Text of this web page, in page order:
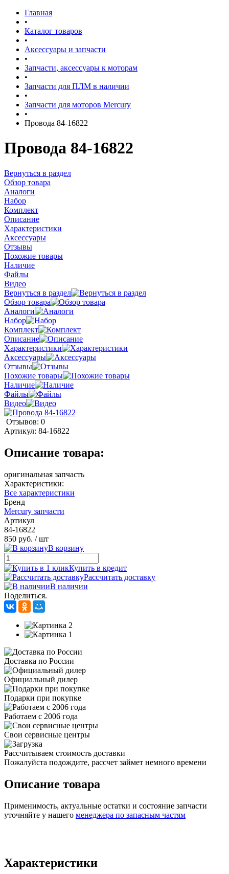
Главная
•
Каталог товаров
•
Аксессуары и запчасти
•
Запчасти, аксессуары к моторам
•
Запчасти для ПЛМ в наличии
•
Запчасти для моторов Mercury
•
Провода 84-16822
Провода 84-16822
Вернуться в раздел
Обзор товара
Аналоги
Набор
Комплект
Описание
Характеристики
Аксессуары
Отзывы
Похожие товары
Наличие
Файлы
Видео
Вернуться в раздел
Обзор товара
Аналоги
Набор
Комплект
Описание
Характеристики
Аксессуары
Отзывы
Похожие товары
Наличие
Файлы
Видео
Отзывов: 0
Артикул: 84-16822
Описание товара:
оригинальная запчасть
Характеристики:
Все характеристики
Бренд
Mercury запчасти
Артикул
84-16822
850 руб. / шт
В корзину
Купить в кредит
Рассчитать доставку
В наличии
Поделиться.
Доставка по России
Официальный дилер
Подарки при покупке
Работаем с 2006 года
Свои сервисные центры
Рассчитываем стоимость доставки
Пожалуйста подождите, рассчет займет немного времени
Описание товара
Применимость, актуальные остатки и состояние запчасти
уточняйте у нашего менеджера по запасным частям
Характеристики